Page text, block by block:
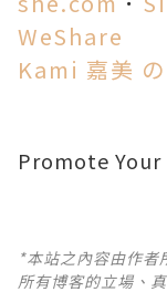
WeShare
Kami 嘉美
Promote Your
*本站之內容由作者
所有博客的立場、